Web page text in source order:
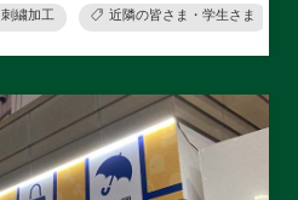
刺繍加工 近隣の皆さま・学生さま